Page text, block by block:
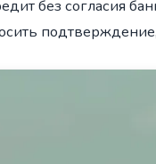
без согласия